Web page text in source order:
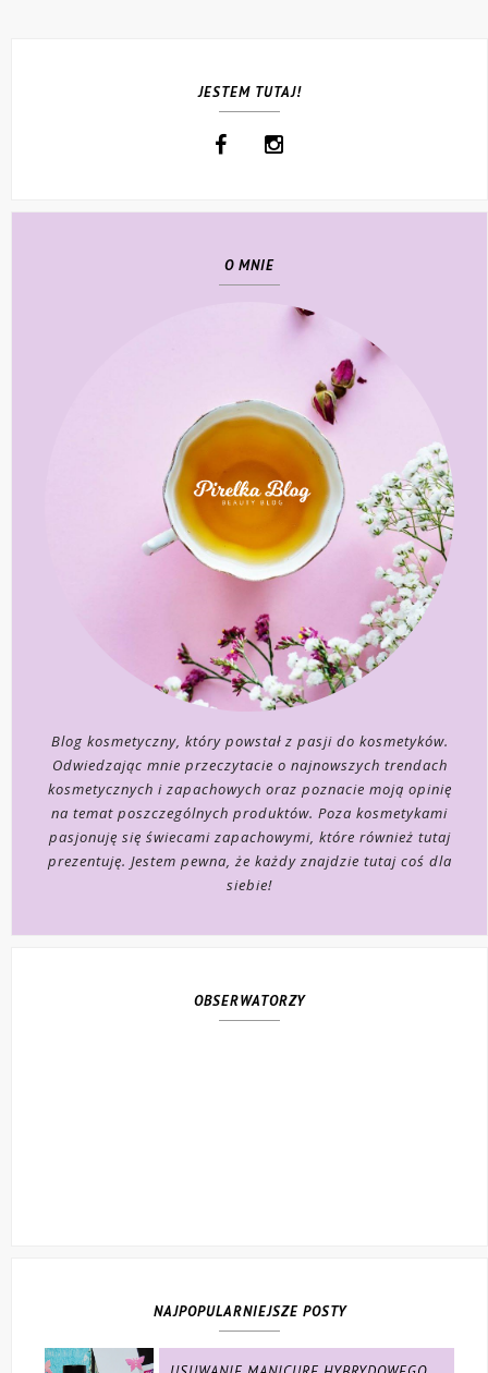
JESTEM TUTAJ!
O MNIE
Blog kosmetyczny, który powstał z pasji do kosmetyków.
Odwiedzając mnie przeczytacie o najnowszych trendach
kosmetycznych i zapachowych oraz poznacie moją opinię
na temat poszczególnych produktów. Poza kosmetykami
pasjonuję się świecami zapachowymi, które również tutaj
prezentuję. Jestem pewna, że każdy znajdzie tutaj coś dla
siebie!
OBSERWATORZY
NAJPOPULARNIEJSZE POSTY